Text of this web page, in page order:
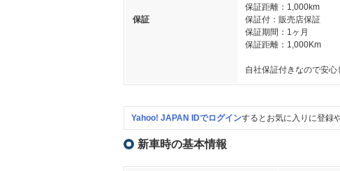
保証
保証距離：1,000km
保証付：販売店保証
保証期間：1ヶ月
保証距離：1,000Km
自社保証付きなので安心
Yahoo! JAPAN IDでログインするとお気に入りに登録
新車時の基本情報